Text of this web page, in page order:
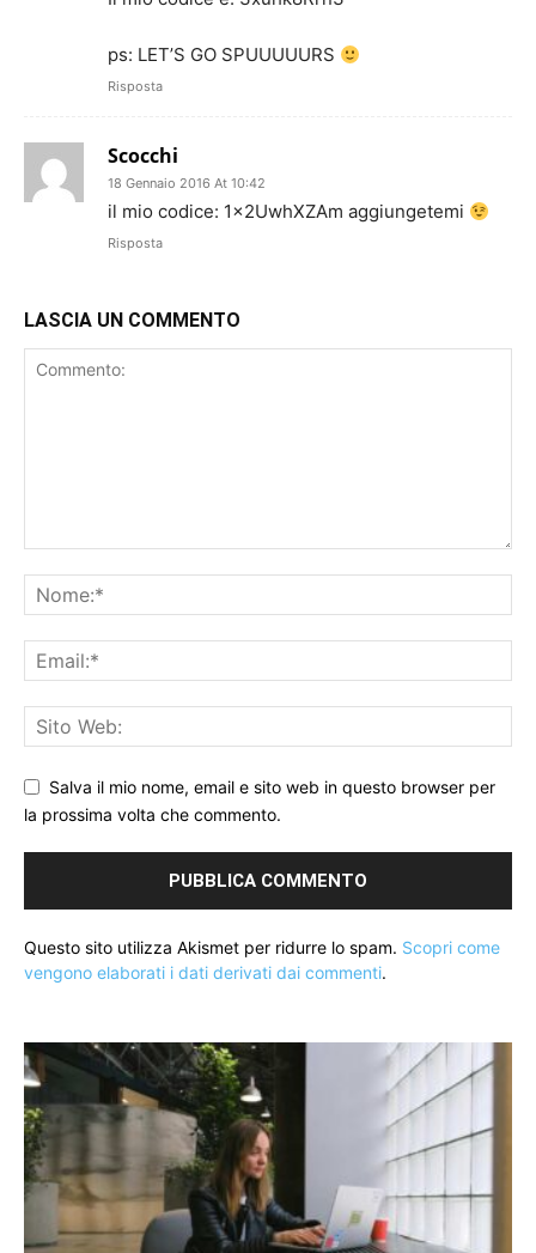
ps: LET’S GO SPUUUUURS
Risposta
Scocchi
18 Gennaio 2016 At 10:42
il mio codice: 1x2UwhXZAm aggiungetemi
Risposta
LASCIA UN COMMENTO
Salva il mio nome, email e sito web in questo browser per
la prossima volta che commento.
Questo sito utilizza Akismet per ridurre lo spam. Scopri come
vengono elaborati i dati derivati dai commenti.